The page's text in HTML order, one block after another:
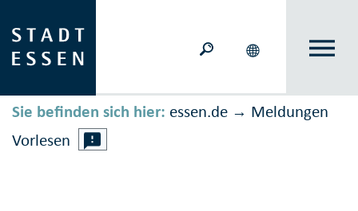
Sie befinden sich hier: essen.de → Meldungen
Vorlesen